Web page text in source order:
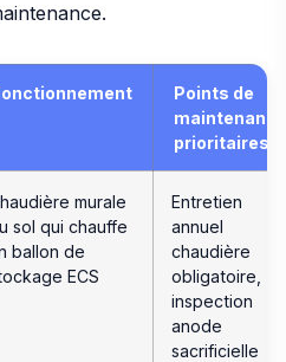
Points de
maintenance
prioritaires
murale
sol qui chauffe
ballon de
ECS
Entretien
annuel
chaudière
obligatoire,
inspection
anode
sacrificielle